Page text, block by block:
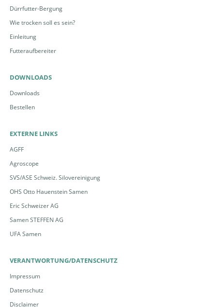
Dürrfutter-Bergung
Wie trocken soll es sein?
Einleitung
Futteraufbereiter
DOWNLOADS
Downloads
Bestellen
EXTERNE LINKS
AGFF
Agroscope
SVS/ASE Schweiz. Silovereinigung
OHS Otto Hauenstein Samen
Eric Schweizer AG
Samen STEFFEN AG
UFA Samen
VERANTWORTUNG/DATENSCHUTZ
Impressum
Datenschutz
Disclaimer